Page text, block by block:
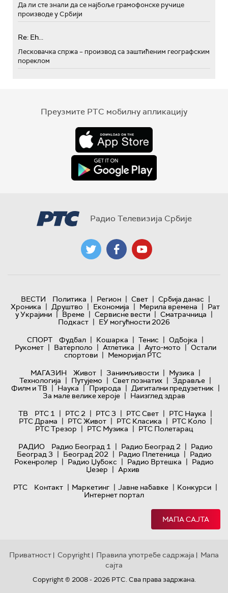
Да ли сте знали да се најбоље грамофонске ручице
производе у Србији
Re: Eh...
Лесковачка спржа – производ са заштићеним географским
пореклом
Преузмите РТС мобилну апликацију
Радио Телевизија Србије
ВЕСТИ Политика | Регион | Свет | Србија данас |
Хроника | Друштво | Економија | Мерила времена | Рат
у Украјини | Време | Сервисне вести | Сматрачница |
Подкаст | ЕУ могућности 2026
СПОРТ
Фудбал | Кошарка | Тенис | Одбојка |
Рукомет | Ватерполо | Атлетика | Ауто-мото | Остали
спортови | Меморијал РТС
МАГАЗИН
Живот | Занимљивости | Музика |
Технологијa | Путујемо | Свет познатих | Здравље |
Филм и ТВ | Наука | Природа | Дигитални предузетник |
За мале велике хероје | Наизглед здрав
ТВ
РТС 1 | РТС 2 | РТС 3 | РТС Свет | РТС Наука |
РТС Драма | РТС Живот | РТС Класика | РТС Коло |
РТС Трезор | РТС Музика | РТС Полетарац
РАДИО
Радио Београд 1 | Радио Београд 2 | Радио
Београд 3 | Београд 202 | Радио Плетеница | Радио
Рокенролер | Радио Џубокс | Радио Вртешка | Радио
Џезер | Архив
РТС
Контакт | Маркетинг | Јавне набавке | Конкурси |
Интернет портал
МАПА САЈТА
Приватност | Copyright | Правила употребе садржаја | Мапа
сајта
Copyright © 2008 - 2026 РТС. Сва права задржана.